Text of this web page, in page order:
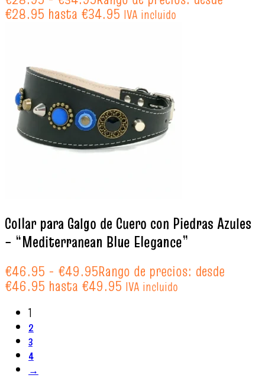
€28.95 hasta €34.95 IVA incluido
Collar para Galgo de Cuero con Piedras Azules
– “Mediterranean Blue Elegance”
€46.95 - €49.95Rango de precios: desde
€46.95 hasta €49.95 IVA incluido
1
2
3
4
→